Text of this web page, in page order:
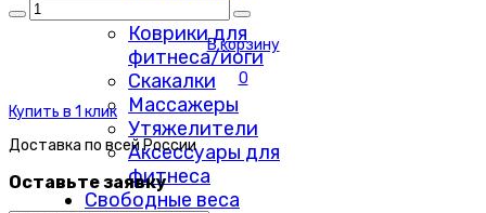
Коврики для
фитнеса/йоги
Скакалки
Массажеры
Утяжелители
Аксессуары для
фитнеса
Свободные веса
В корзину
0
Купить в 1 клик
Доставка по всей России
Оставьте заявку